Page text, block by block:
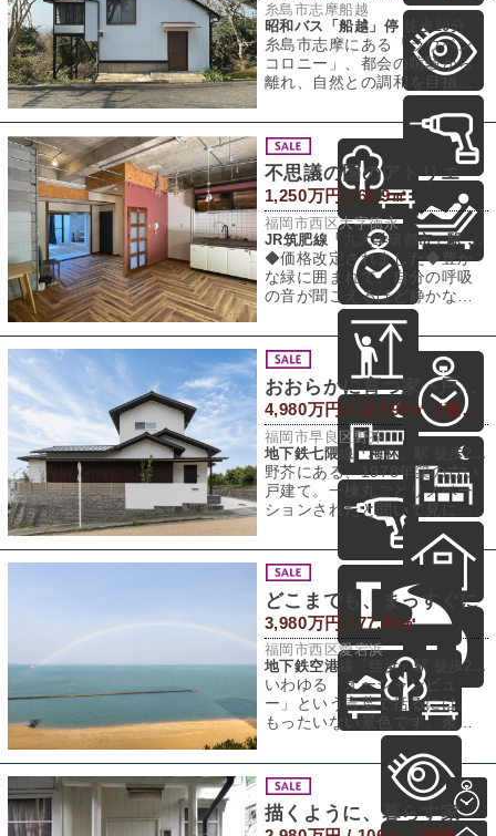
糸島市志摩船越
昭和バス「船越」停 徒歩20分
糸島市志摩にある「ラウベン
コロニー」、都会の喧騒から
離れ、自然との調和を目指す
場所として、なんと昭和４３
年からスタートし
不思議の国のアトリエ
1,250万円 / 66.9㎡
福岡市西区大字徳永
JR筑肥線「九大学研都市」駅 徒歩20分
◆価格改定されました◆豊か
な緑に囲まれて、自分の呼吸
の音が聞こえるほど静かな環
境。たまに聞こえるのは、鳥
のさえずりのみ。
おおらかに育つ家 ~戸建てリノベ~
4,980万円 / 127.97㎡（建物） 256.74㎡（敷地）
福岡市早良区野芥
地下鉄七隈線「梅林」駅 徒歩20分
野芥にある、1978年築の古い
戸建て。一棟丸ごとリノベー
ションされたと聞いて見に行
ったのですが、なんとも居心
地がよくて、
どこまでも、まっすぐに
3,980万円 / 77.86㎡
福岡市西区愛宕浜
地下鉄空港線「姪浜」駅 徒歩29分
いわゆる「オーシャンビュ
ー」という言葉で括るには、
もったいない景色です。余計
なものが視界に入らない、た
だまっすぐに広がる
描くように、暮らす家